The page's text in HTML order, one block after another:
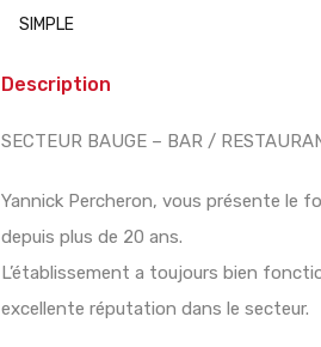
SIMPLE
Description
SECTEUR BAUGE – BAR /
Yannick Percheron, vous présente le
depuis plus de 20 ans.
L’établissement a toujours bien
excellente réputation dans le secteur.